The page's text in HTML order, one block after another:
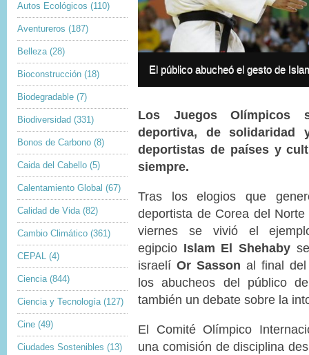
Autos Ecológicos (110)
Aventureros (187)
Belleza (28)
Bioconstrucción (18)
Biodegradable (7)
Biodiversidad (331)
Bonos de Carbono (8)
Caida del Cabello (5)
Calentamiento Global (67)
Calidad de Vida (82)
Cambio Climático (361)
CEPAL (4)
Ciencia (844)
Ciencia y Tecnología (127)
Cine (49)
Ciudades Sostenibles (13)
c
p
y
r
i
h
I
e
a
p
t
i
El público abucheó el gesto de
Los Juegos Olímpicos
deportiva, de solidaridad
deportistas de países y
siempre.
Tras los elogios que
deportista de Corea del
viernes se vivió el
egipcio Islam El Shehaby
israelí Or Sasson al final
los abucheos del público
también un debate sobre la
El Comité Olímpico
una comisión de disciplina